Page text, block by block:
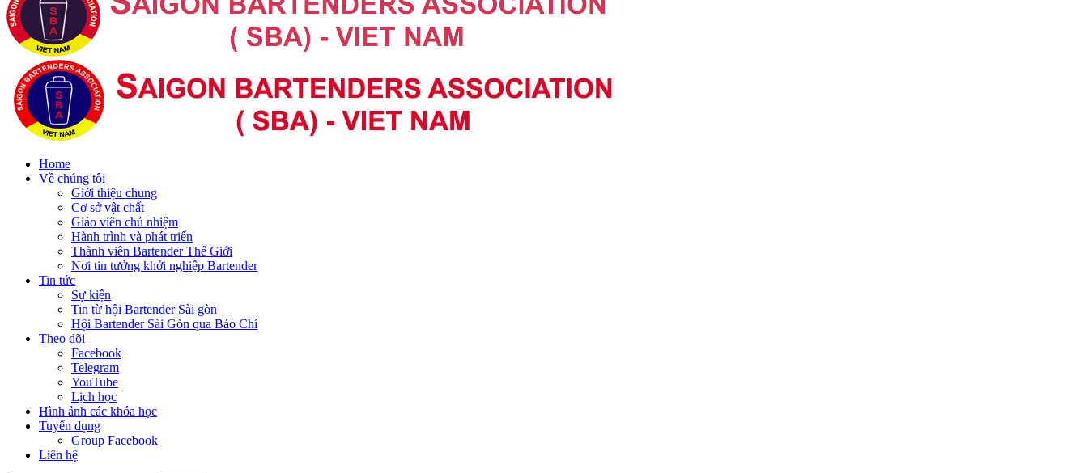
Home
Về chúng tôi
Giới thiệu chung
Cơ sở vật chất
Giáo viên chủ nhiệm
Hành trình và phát triển
Thành viên Bartender Thế Giới
Nơi tin tưởng khởi nghiệp Bartender
Tin tức
Sự kiện
Tin từ hội Bartender Sài gòn
Hội Bartender Sài Gòn qua Báo Chí
Theo dõi
Facebook
Telegram
YouTube
Lịch học
Hình ảnh các khóa học
Tuyển dụng
Group Facebook
Liên hệ